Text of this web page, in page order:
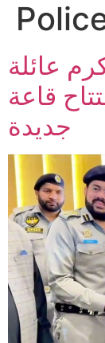
عائلة
قاعة
جديدة